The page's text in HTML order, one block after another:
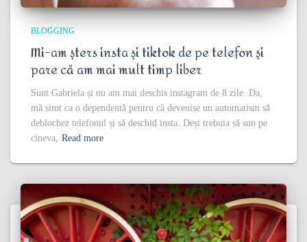
BLOGGING
Mi-am șters insta și tiktok de pe telefon și
pare că am mai mult timp liber
Sunt Gabriela și nu am mai deschis instagram de 8 zile. Da,
mă simt ca o dependentă pentru că devenise un automatism să
deblochez telefonul și să deschid insta. Deși trebuia să sun pe
cineva, Read more